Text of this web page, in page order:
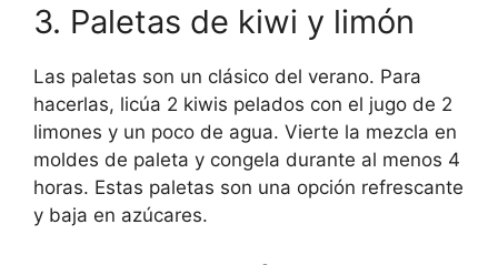
3. Paletas de kiwi y limón
Las paletas son un clásico del verano. Para
hacerlas, licúa 2 kiwis pelados con el jugo de 2
limones y un poco de agua. Vierte la mezcla en
moldes de paleta y congela durante al menos 4
horas. Estas paletas son una opción refrescante
y baja en azúcares.